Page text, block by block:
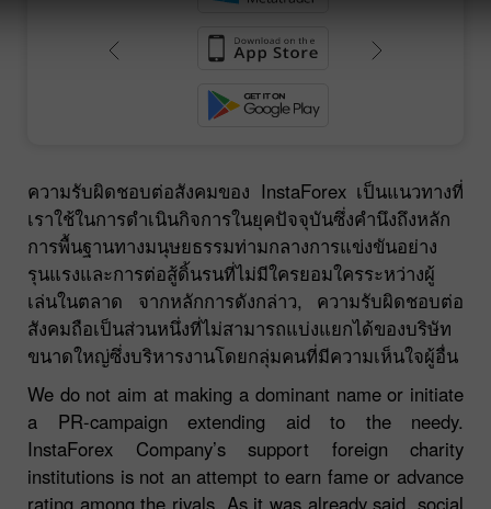
ความรับผิดชอบต่อสังคมของ InstaForex เป็นแนวทางที่
เราใช้ในการดำเนินกิจการในยุคปัจจุบันซึ่งคำนึงถึงหลัก
การพื้นฐานทางมนุษยธรรมท่ามกลางการแข่งขันอย่าง
รุนแรงและการต่อสู้ดิ้นรนที่ไม่มีใครยอมใครระหว่างผู้
เล่นในตลาด จากหลักการดังกล่าว, ความรับผิดชอบต่อ
สังคมถือเป็นส่วนหนึ่งที่ไม่สามารถแบ่งแยกได้ของบริษัท
ขนาดใหญ่ซึ่งบริหารงานโดยกลุ่มคนที่มีความเห็นใจผู้อื่น
We do not aim at making a dominant name or initiate
a PR-campaign extending aid to the needy.
InstaForex Company’s support foreign charity
institutions is not an attempt to earn fame or advance
rating among the rivals. As it was already said, social